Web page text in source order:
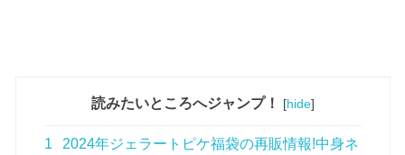
読みたいところへジャンプ！ [hide]
1
2024年ジェラートピケ福袋の再販情報!中身ネ